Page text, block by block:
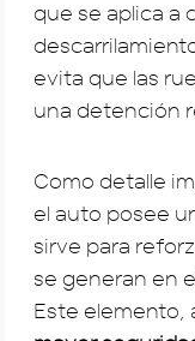
que se aplica a
evita que las
una detención
Como detalle
el auto posee
sirve para
se generan en
Este elemento,